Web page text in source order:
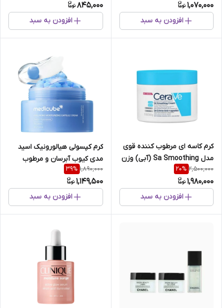
1,070,000
افزودن به سبد
845,000
افزودن به سبد
کرم کاسه ای مرطوب کننده قوی
مدل Sa Smoothing (آبی) وزن
340 گرم
2,500,000
20%
1,980,000
افزودن به سبد
کرم کپسولی هیالورونیک اسید
مدی کیوب آبرسان و مرطوب
کننده عمقی پوست55میل
1,890,000
39%
1,149,500
افزودن به سبد